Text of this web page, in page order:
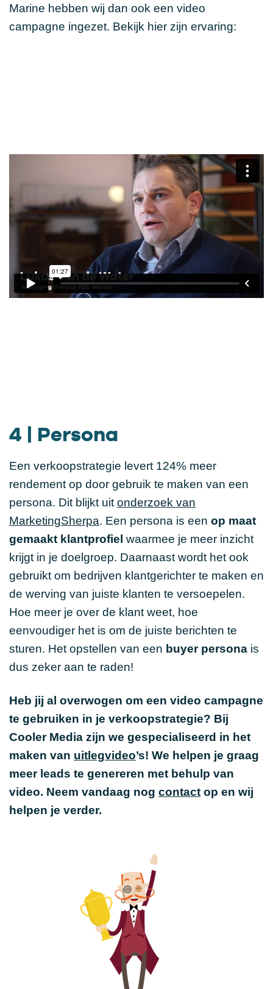
Marine hebben wij dan ook een video
campagne ingezet. Bekijk hier zijn ervaring:
4 | Persona
Een verkoopstrategie levert 124% meer
rendement op door gebruik te maken van een
persona. Dit blijkt uit onderzoek van
MarketingSherpa. Een persona is een op maat
gemaakt klantprofiel waarmee je meer inzicht
krijgt in je doelgroep. Daarnaast wordt het ook
gebruikt om bedrijven klantgerichter te maken en
de werving van juiste klanten te versoepelen.
Hoe meer je over de klant weet, hoe
eenvoudiger het is om de juiste berichten te
sturen. Het opstellen van een buyer persona is
dus zeker aan te raden!
Heb jij al overwogen om een video campagne
te gebruiken in je verkoopstrategie? Bij
Cooler Media zijn we gespecialiseerd in het
maken van uitlegvideo’s! We helpen je graag
meer leads te genereren met behulp van
video. Neem vandaag nog contact op en wij
helpen je verder.